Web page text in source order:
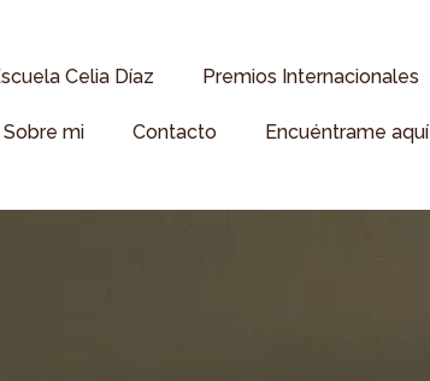
Celia Díaz Premios Internacionales
Sobre mi Contacto Encuéntrame aquí